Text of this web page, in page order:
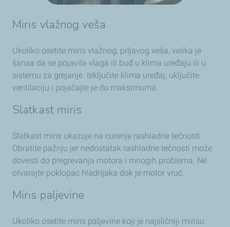
Miris vlažnog veša
Ukoliko osetite miris vlažnog, prljavog veša, velika je
šansa da se pojavila vlaga ili buđ u klima uređaju ili u
sistemu za grejanje. Isključite klima uređaj, uključite
ventilaciju i pojačajte je do maksimuma.
Slatkast miris
Slatkast miris ukazuje na curenje rashladne tečnosti.
Obratite pažnju jer nedostatak rashladne tečnosti može
dovesti do pregrevanja motora i mnogih problema. Ne
otvarajte poklopac hladnjaka dok je motor vruć.
Miris paljevine
Ukoliko osetite miris paljevine koji je najsličniji mirisu